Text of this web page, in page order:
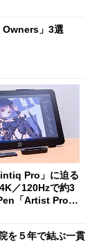
Owners」3選
Pro」に迫る
／120Hzで約3
「Artist Pro 2
を５年で結ぶ一貫